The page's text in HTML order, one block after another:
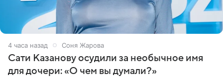
4 часа назад Соня Жарова
Сати Казанову осудили за необычное имя
для дочери: «О чем вы думали?»